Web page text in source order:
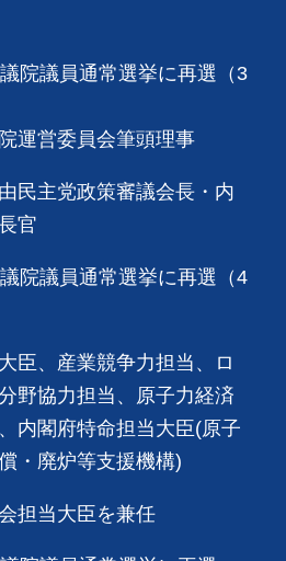
院議員通常選挙に再選（3
運営委員会筆頭理事
民主党政策審議会長・内
官
院議員通常選挙に再選（4
臣、産業競争力担当、ロ
野協力担当、原子力経済
内閣府特命担当大臣(原子
・廃炉等支援機構)
担当大臣を兼任